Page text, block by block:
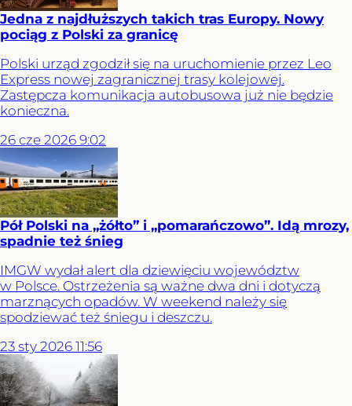
Jedna z najdłuższych takich tras Europy. Nowy
pociąg z Polski za granicę
Polski urząd zgodził się na uruchomienie przez Leo
Express nowej zagranicznej trasy kolejowej.
Zastępcza komunikacja autobusowa już nie będzie
konieczna.
26 cze 2026 9:02
Pół Polski na „żółto” i „pomarańczowo”. Idą mrozy,
spadnie też śnieg
IMGW wydał alert dla dziewięciu województw
w Polsce. Ostrzeżenia są ważne dwa dni i dotyczą
marznących opadów. W weekend należy się
spodziewać też śniegu i deszczu.
23 sty 2026 11:56